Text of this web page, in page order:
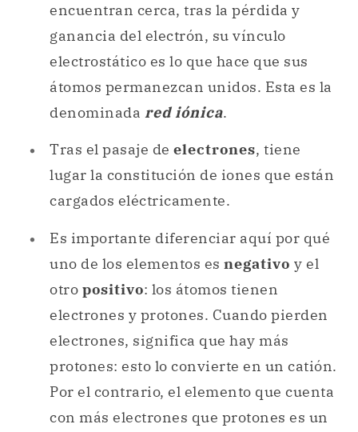
encuentran cerca, tras la pérdida y
ganancia del electrón, su vínculo
electrostático es lo que hace que sus
átomos permanezcan unidos. Esta es la
denominada red iónica.
Tras el pasaje de electrones, tiene
lugar la constitución de iones que están
cargados eléctricamente.
Es importante diferenciar aquí por qué
uno de los elementos es negativo y el
otro positivo: los átomos tienen
electrones y protones. Cuando pierden
electrones, significa que hay más
protones: esto lo convierte en un catión.
Por el contrario, el elemento que cuenta
con más electrones que protones es un